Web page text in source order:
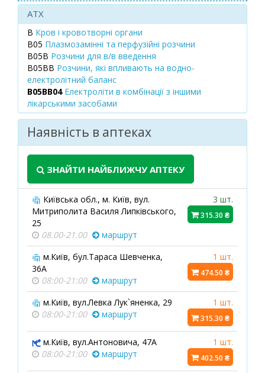
ATX
B Кров і кровотворні органи
B05 Плазмозамінні та перфузійні розчини
B05B Розчини для в/в введення
B05BB Розчини, які впливають на водно-
електролітний баланс
B05BB04 Електроліти в комбінації з іншими
лікарськими засобами
Наявність в аптеках
ЗНАЙТИ НАЙБЛИЖЧУ АПТЕКУ
Київська обл., м. Київ, вул.
Митриполита Василя Липківського,
25
08.00-21.00
маршрут
3 шт.
315.30 ₴
м.Київ, бул.Тараса Шевченка,
36А
08:00-21:00
маршрут
1 шт.
474.50 ₴
м.Київ, вул.Левка Лук`яненка, 29
08:00-21:00
маршрут
1 шт.
315.30 ₴
м.Київ, вул.Антоновича, 47А
08:00-21:00
маршрут
1 шт.
402.50 ₴